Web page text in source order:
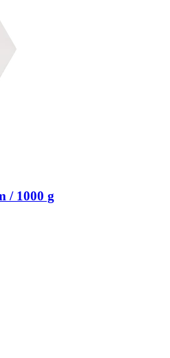
/ 1000 g